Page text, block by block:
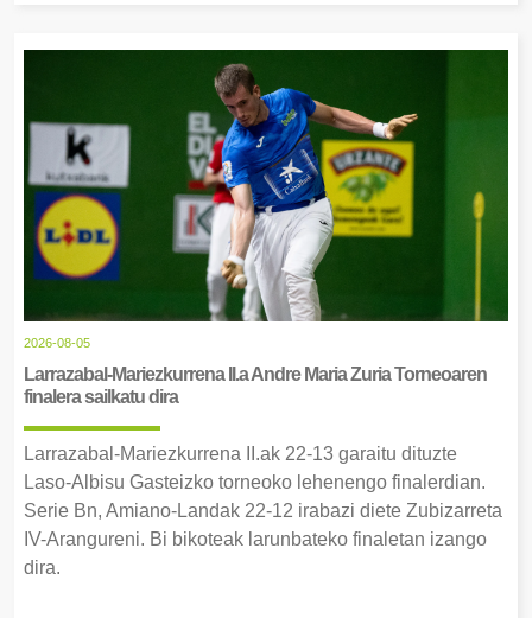
2026-08-05
Larrazabal-Mariezkurrena II.a Andre Maria Zuria Torneoaren
finalera sailkatu dira
Larrazabal-Mariezkurrena II.ak 22-13 garaitu dituzte
Laso-Albisu Gasteizko torneoko lehenengo finalerdian.
Serie Bn, Amiano-Landak 22-12 irabazi diete Zubizarreta
IV-Arangureni. Bi bikoteak larunbateko finaletan izango
dira.